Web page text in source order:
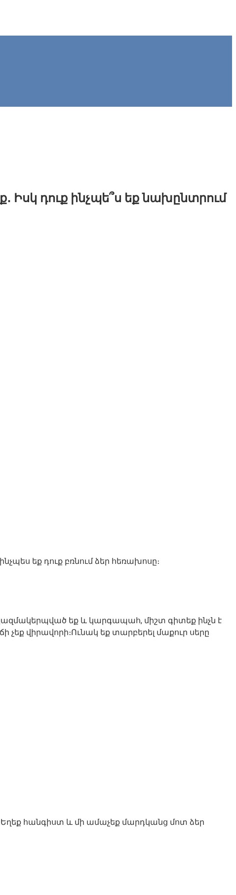
Իսկ դուք ինչպե՞ս եք նախընտրում
եք դուք բռնում ձեր հեռախոսը։
կազմակերպված եք և կարգապահ, միշտ գիտեք ինչն է
չեք վիրավորի։Ունակ եք տարբերել մաքուր սերը
հանգիստ և մի ամաչեք մարդկանց մոտ ձեր